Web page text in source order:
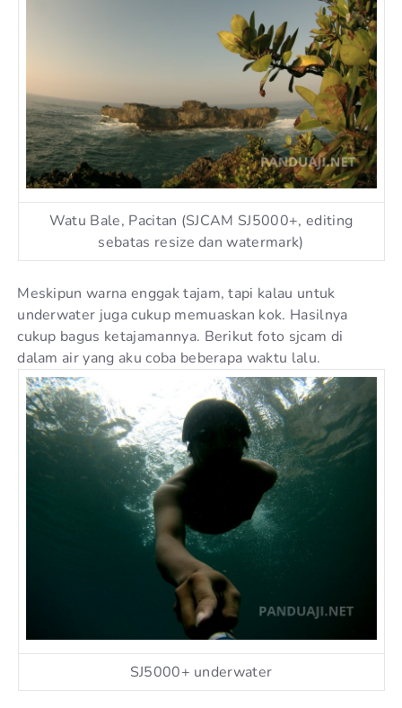
Watu Bale, Pacitan (SJCAM SJ5000+, editing
sebatas resize dan watermark)
Meskipun warna enggak tajam, tapi kalau untuk
underwater juga cukup memuaskan kok. Hasilnya
cukup bagus ketajamannya. Berikut foto sjcam di
dalam air yang aku coba beberapa waktu lalu.
SJ5000+ underwater